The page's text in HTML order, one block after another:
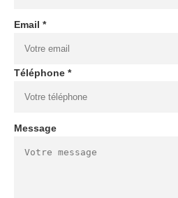
Email *
Téléphone *
Message